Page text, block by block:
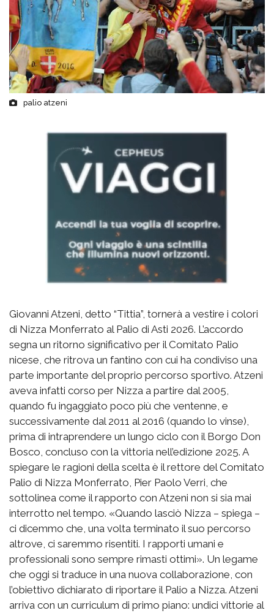
palio atzeni
Giovanni Atzeni, detto “Tittia”, tornerà a vestire i colori
di Nizza Monferrato al Palio di Asti 2026. L’accordo
segna un ritorno significativo per il Comitato Palio
nicese, che ritrova un fantino con cui ha condiviso una
parte importante del proprio percorso sportivo. Atzeni
aveva infatti corso per Nizza a partire dal 2005,
quando fu ingaggiato poco più che ventenne, e
successivamente dal 2011 al 2016 (quando lo vinse),
prima di intraprendere un lungo ciclo con il Borgo Don
Bosco, concluso con la vittoria nell’edizione 2025. A
spiegare le ragioni della scelta è il rettore del Comitato
Palio di Nizza Monferrato, Pier Paolo Verri, che
sottolinea come il rapporto con Atzeni non si sia mai
interrotto nel tempo. «Quando lasciò Nizza – spiega –
ci dicemmo che, una volta terminato il suo percorso
altrove, ci saremmo risentiti. I rapporti umani e
professionali sono sempre rimasti ottimi». Un legame
che oggi si traduce in una nuova collaborazione, con
l’obiettivo dichiarato di riportare il Palio a Nizza. Atzeni
arriva con un curriculum di primo piano: undici vittorie al